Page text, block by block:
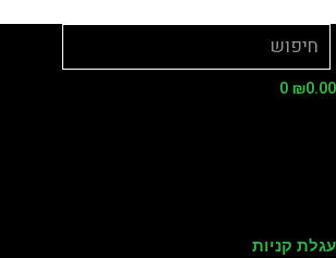
₪
0
קניות